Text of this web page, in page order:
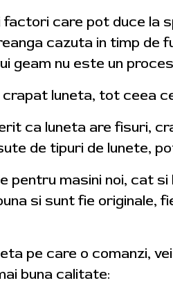
care pot duce la
cazuta in timp de
geam nu este un
luneta, tot ceea
ca luneta are fisuri,
de tipuri de lunete,
pentru masini noi, cat
si sunt fie originale,
pe care o comanzi,
buna calitate: